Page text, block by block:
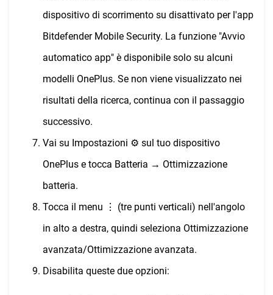
dispositivo di scorrimento su disattivato per l'app
Bitdefender Mobile Security. La funzione "Avvio
automatico app" è disponibile solo su alcuni
modelli OnePlus. Se non viene visualizzato nei
risultati della ricerca, continua con il passaggio
successivo.
Vai su Impostazioni ⚙︎ sul tuo dispositivo
OnePlus e tocca Batteria → Ottimizzazione
batteria.
Tocca il menu ⋮ (tre punti verticali) nell'angolo
in alto a destra, quindi seleziona Ottimizzazione
avanzata/Ottimizzazione avanzata.
Disabilita queste due opzioni: